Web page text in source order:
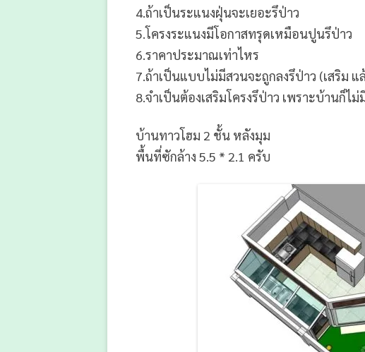
4.ถ้าเป็นระแนงฝุ่นจะเยอะรึป่าว
5.โครงระแนงมีโอกาสทรุดเหมือนปูนรึป่าว
6.ราคาประมาณเท่าไหร
7.ถ้าเป็นแบบไม่มีสวนจะถูกลงรึป่าว (เสริม แ
8.จำเป็นต้องเสริมโครงรึป่าว เพราะบ้านก็ไ
บ้านทาวโฮม 2 ชั้น หลังมุม
พื้นที่ซักล้าง 5.5 * 2.1 ครับ